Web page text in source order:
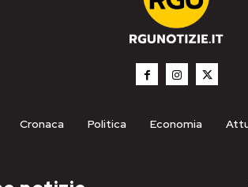
Cronaca Politica Economia